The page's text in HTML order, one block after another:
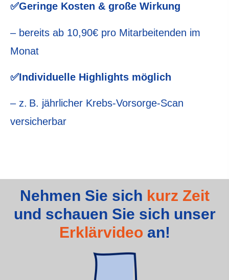
✅Geringe Kosten & große Wirkung
– bereits ab 10,90€ pro Mitarbeitenden im
Monat
✅Individuelle Highlights möglich
– z. B. jährlicher Krebs-Vorsorge-Scan
versicherbar
Nehmen Sie sich kurz Zeit
und schauen Sie sich unser
Erklärvideo an!